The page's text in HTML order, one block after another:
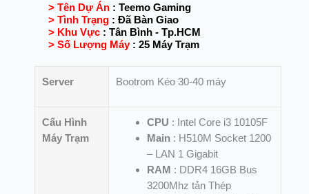
> Tên Dự Án : Teemo Gaming
> Tình Trạng : Đã Bàn Giao
> Khu Vực : Tân Bình - Tp.HCM
> Số Lượng Máy : 25 Máy Trạm
Server Bootrom Kéo 30-40 máy
Cấu Hình
Máy Trạm
CPU : Intel Core i3 10105F
Main : H510M Socket 1200
– LAN 1 Gigabit
RAM : DDR4 16GB Bus
3200Mhz tản Thép